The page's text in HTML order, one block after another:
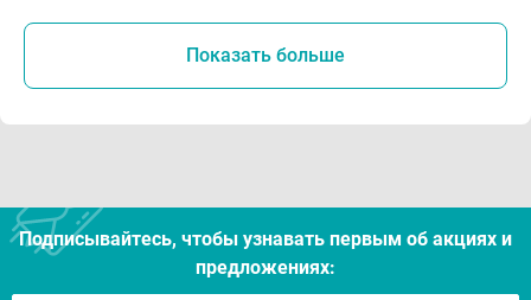
Показать больше
Подписывайтесь, чтобы узнавать первым об акцияx и
предложениях: